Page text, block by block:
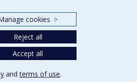
cookies >
Reject all
Accept all
andterms of use.